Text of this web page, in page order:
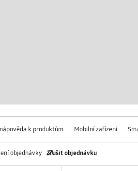
k produktům Mobilní zařízení
objednávky Zrušit objednávku